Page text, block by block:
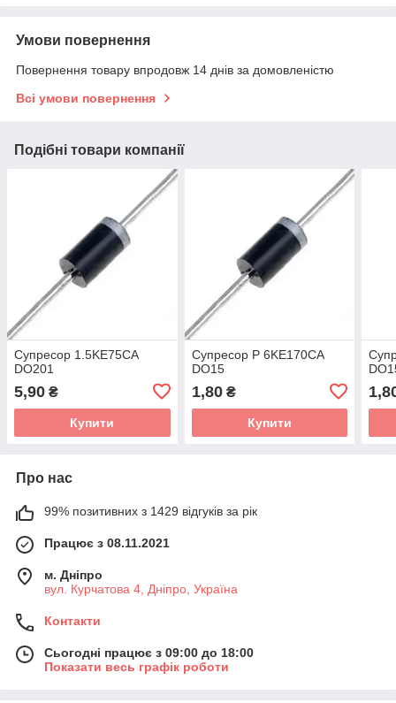
Умови повернення
Повернення товару впродовж 14 днів за домовленістю
Всі умови повернення
Подібні товари компанії
Супресор 1.5KE75CA
DO201
5,90 ₴
Купити
Супресор P 6KE170CA
DO15
1,80₴
Купити
Про нас
99% позитивних з 1429 відгуків за рік
Працює з 08.11.2021
м. Дніпро
вул. Курчатова 4, Дніпро, Україна
Контакти
Сьогодні працює з 09:00 до 18:00
Показати весь графік роботи